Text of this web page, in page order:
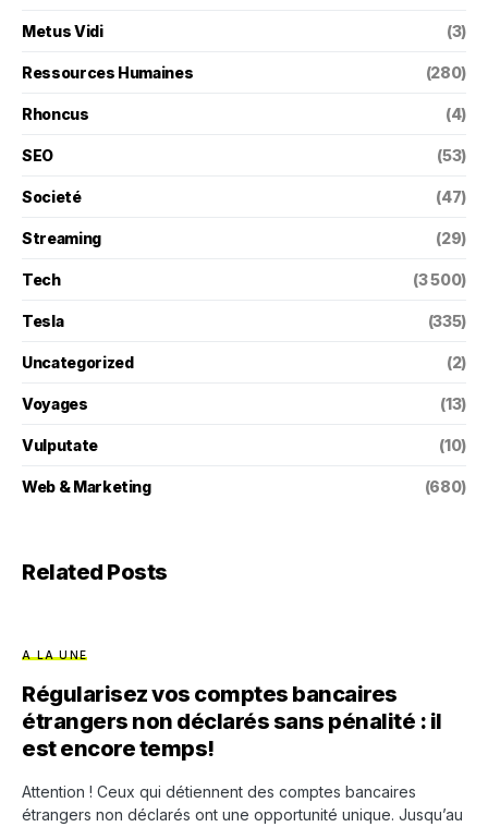
Metus Vidi (3)
Ressources Humaines (280)
Rhoncus (4)
SEO (53)
Societé (47)
Streaming (29)
Tech (3 500)
Tesla (335)
Uncategorized (2)
Voyages (13)
Vulputate (10)
Web & Marketing (680)
Related Posts
A LA UNE
Régularisez vos comptes bancaires
étrangers non déclarés sans pénalité : il
est encore temps!
Attention ! Ceux qui détiennent des comptes bancaires
étrangers non déclarés ont une opportunité unique. Jusqu’au